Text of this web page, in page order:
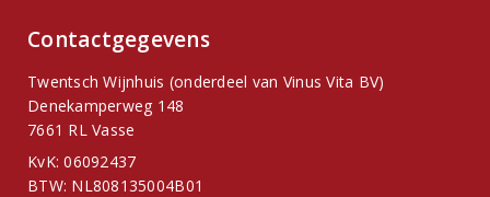
Contactgegevens
Twentsch Wijnhuis (onderdeel van Vinus Vita BV)
Denekamperweg 148
7661 RL Vasse
KvK: 06092437
BTW: NL808135004B01